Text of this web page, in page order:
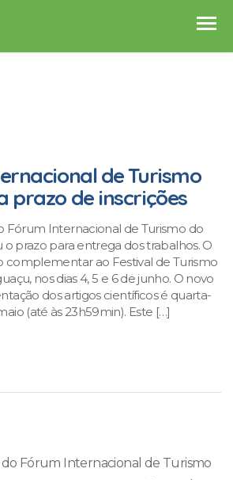
de Turismo
prazo de inscrições
Fórum Internacional de Turismo do
prazo para entrega dos trabalhos. O
ao Festival de Turismo
nos dias 4, 5 e 6 de junho. O novo
dos artigos científicos é quarta-
(até às 23h59min). Este […]
Fórum Internacional de Turismo